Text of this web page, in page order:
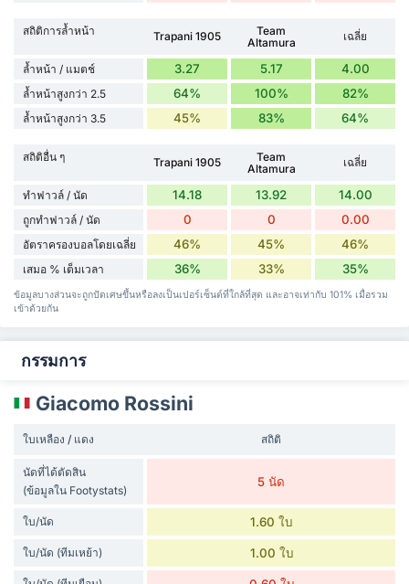
สถิติการล้ำหน้า Trapani 1905
Team
Altamura
เฉลี่ย
ล้ำหน้า / แมตช์ 3.27 5.17 4.00
ล้ำหน้าสูงกว่า 2.5 64% 100% 82%
ล้ำหน้าสูงกว่า 3.5 45% 83% 64%
สถิติอื่น ๆ Trapani 1905
Team
Altamura
เฉลี่ย
ทำฟาวล์ / นัด 14.18 13.92 14.00
ถูกทำฟาวล์ / นัด 0 0 0.00
อัตราครองบอลโดยเฉลี่ย 46% 45% 46%
เสมอ % เต็มเวลา 36% 33% 35%
ข้อมูลบางส่วนจะถูกปัดเศษขึ้นหรือลงเป็นเปอร์เซ็นต์ที่ใกล้ที่สุด และอาจเท่ากับ 101% เมื่อรวม
เข้าด้วยกัน
กรรมการ
Giacomo Rossini
ใบเหลือง / แดง สถิติ
นัดที่ได้ตัดสิน
(ข้อมูลใน Footystats)
5 นัด
ใบ/นัด 1.60 ใบ
ใบ/นัด (ทีมเหย้า) 1.00 ใบ